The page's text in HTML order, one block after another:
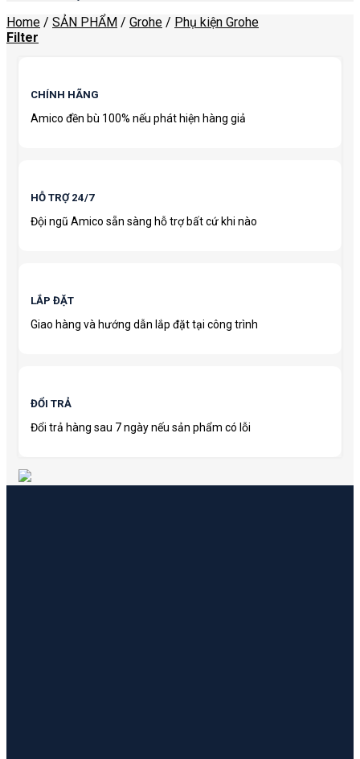
Home / SẢN PHẨM / Grohe / Phụ kiện Grohe
Filter
CHÍNH HÃNG
Amico đền bù 100% nếu phát hiện hàng giả
HỖ TRỢ 24/7
Đội ngũ Amico sẵn sàng hỗ trợ bất cứ khi nào
LẮP ĐẶT
Giao hàng và hướng dẫn lắp đặt tại công trình
ĐỔI TRẢ
Đổi trả hàng sau 7 ngày nếu sản phẩm có lỗi